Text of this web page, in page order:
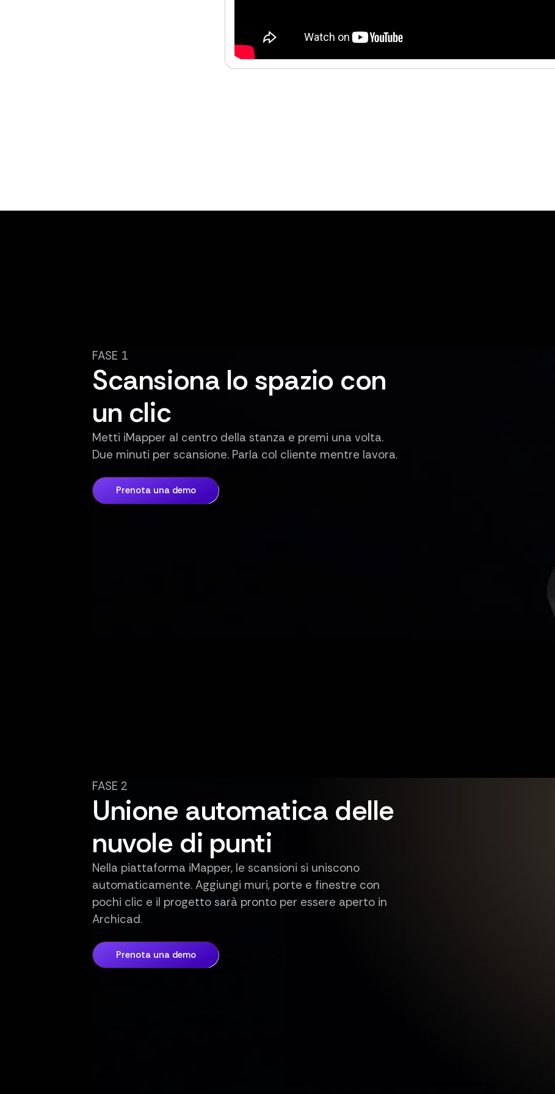
FASE 1
Scansiona lo spazio con
un clic
Metti iMapper al centro della stanza e premi una volta.
Due minuti per scansione. Parla col cliente mentre lavora.
Prenota una demo
FASE 2
Unione automatica delle
nuvole di punti
Nella piattaforma iMapper, le scansioni si uniscono
automaticamente. Aggiungi muri, porte e finestre con
pochi clic e il progetto sarà pronto per essere aperto in
Archicad.
Prenota una demo